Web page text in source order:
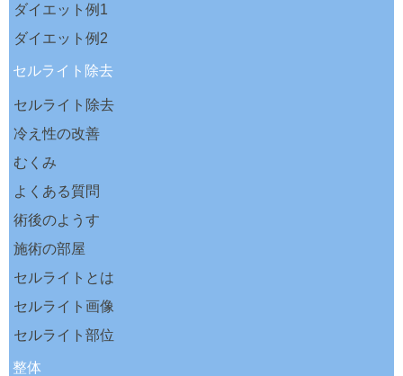
ダイエット例1
ダイエット例2
セルライト除去
セルライト除去
冷え性の改善
むくみ
よくある質問
術後のようす
施術の部屋
セルライトとは
セルライト画像
セルライト部位
整体